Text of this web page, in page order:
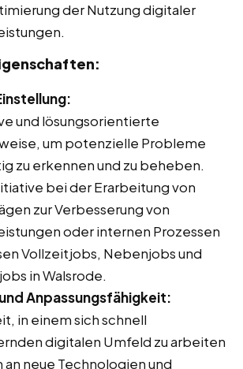
der Nutzung digitaler
und lösungsorientierte
um potenzielle Probleme
zu erkennen und zu beheben.
bei der Erarbeitung von
zur Verbesserung von
oder internen Prozessen
Vollzeitjobs, Nebenjobs und
in Walsrode.
Anpassungsfähigkeit:
in einem sich schnell
digitalen Umfeld zu arbeiten
an neue Technologien und